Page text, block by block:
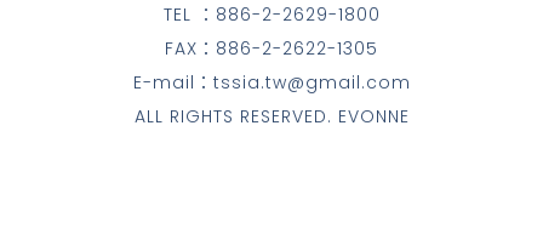
TEL ：886-2-2629-1800
FAX：886-2-2622-1305
E-mail：tssia.tw@gmail.com
ALL RIGHTS RESERVED. EVONNE